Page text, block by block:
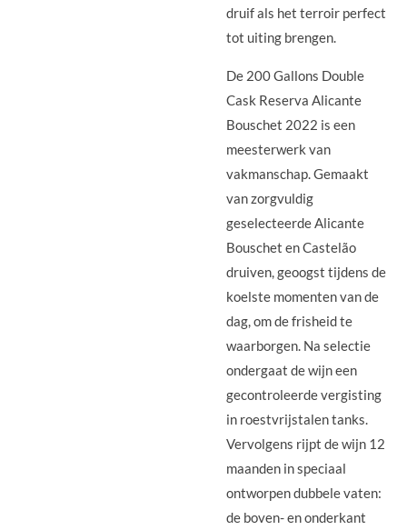
druif als het terroir perfect
tot uiting brengen.
De 200 Gallons Double
Cask Reserva Alicante
Bouschet 2022 is een
meesterwerk van
vakmanschap. Gemaakt
van zorgvuldig
geselecteerde Alicante
Bouschet en Castelão
druiven, geoogst tijdens de
koelste momenten van de
dag, om de frisheid te
waarborgen. Na selectie
ondergaat de wijn een
gecontroleerde vergisting
in roestvrijstalen tanks.
Vervolgens rijpt de wijn 12
maanden in speciaal
ontworpen dubbele vaten:
de boven- en onderkant